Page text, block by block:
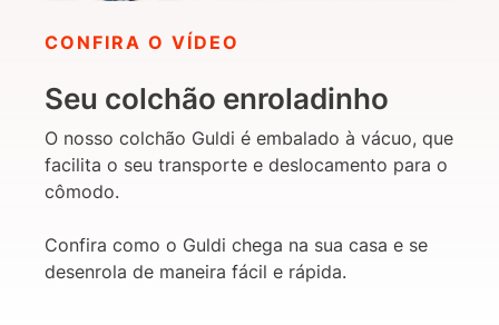
CONFIRA O VÍDEO
Seu colchão enroladinho
O nosso colchão Guldi é embalado à vácuo, que
facilita o seu transporte e deslocamento para o
cômodo.
Confira como o Guldi chega na sua casa e se
desenrola de maneira fácil e rápida.